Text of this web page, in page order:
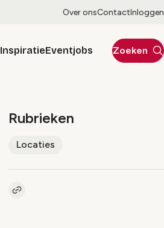
Over onsContactInloggen
InspiratieEventjobs Zoeken
Rubrieken
Locaties
Kopieer link naar artikel